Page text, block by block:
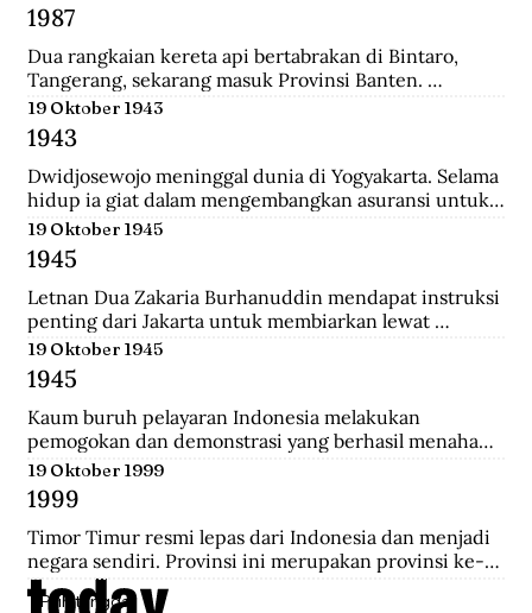
Pilih tanggal
1987
Dua rangkaian kereta api bertabrakan di Bintaro,
Tangerang, sekarang masuk Provinsi Banten.
Lokomotif dan gerbong pertama masing-masing
kereta hancur-lebur. Ratusan penumpang tewas
mengenaskan. Suara tabrakan terdengar hingga
beberapa belas meter. Kecelakaan kereta terburuk
sepanjang sejarah Indonesia. Kecelakaan ini terjadi
Senin pagi, sekira jam tujuh. Waktu padat penumpang
untuk Kereta api (KA) 225 trayek Rangkasbitung—
Jakarta Kota. Kereta ini mengangkut 1.887
penumpang.
19 Oktober 1943
1943
Dwidjosewojo meninggal dunia di Yogyakarta. Selama
hidup ia giat dalam mengembangkan asuransi untuk
anak negeri. Hingga OL Mij Boemipoetera dan
Merdika sebagai usaha asuransi mendapat pengakuan
badan hukum.
19 Oktober 1945
1945
Letnan Dua Zakaria Burhanuddin mendapat instruksi
penting dari Jakarta untuk membiarkan lewat
serangkaian kereta api memuat 90 Kaigun (Angkatan
Laut Jepang) yang akan melintasi Stasiun Bekasi.
Namun saat tiba, rakyat dan pejuang Bekasi langsung
melakukan pengepungan hingga terjadi penembakan
yang akhirnya saling serbu.
19 Oktober 1945
1945
Kaum buruh pelayaran Indonesia melakukan
pemogokan dan demonstrasi yang berhasil menahan
sebelas kapal Belanda di Pelabuhan New York yang
akan mengangkut perlengkapan perang yang
diperoleh dari Pemerintah AS.
19 Oktober 1999
1999
Timor Timur resmi lepas dari Indonesia dan menjadi
negara sendiri. Provinsi ini merupakan provinsi ke-27
Indonesia selama 24 tahun.